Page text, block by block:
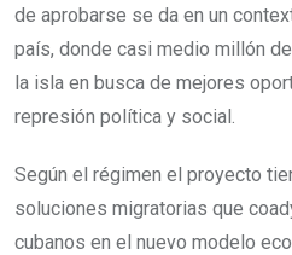
de aprobarse se da en un
país, donde casi medio millón
la isla en busca de mejores
represión política y social.
Según el régimen el proyecto
soluciones migratorias que
cubanos en el nuevo modelo